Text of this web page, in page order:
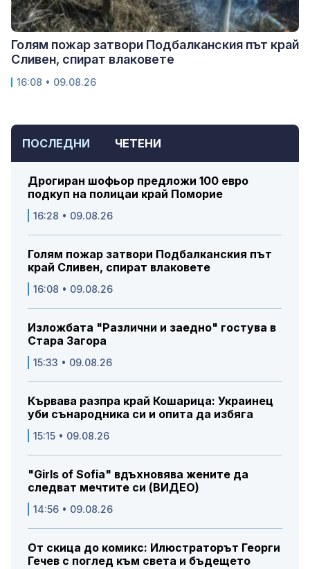
ПОСЛЕДНИ ЧЕТЕНИ
Дрогиран шофьор предложи 100 евро
подкуп на полицаи край Поморие
16:28 • 09.08.26
Голям пожар затвори Подбалканския път
край Сливен, спират влаковете
16:08 • 09.08.26
Изложбата "Различни и заедно" гостува в
Стара Загора
15:33 • 09.08.26
Кървава разпра край Кошарица: Украинец
уби сънародника си и опита да избяга
15:15 • 09.08.26
"Girls of Sofia" вдъхновява жените да
следват мечтите си (ВИДЕО)
14:56 • 09.08.26
От скица до комикс: Илюстраторът Георги
Гечев с поглед към света и бъдещето
Голям пожар затвори Подбалканския път край
Сливен, спират влаковете
16:08 • 09.08.26